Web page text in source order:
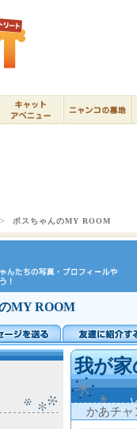
ボスちゃんのMY ROOM
MY ROOM
我が
かあチャ